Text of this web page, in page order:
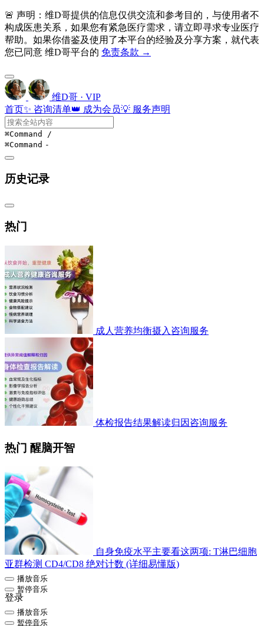
🚨 声明：维D哥提供的信息仅供交流和参考目的，与使用者不
构成医患关系，如果您有紧急医疗需求，请立即寻求专业医疗
帮助。如果你借鉴及使用了本平台的经验及分享方案，就代表
您已同意 维D哥平台的 免责条款 →
维D哥 · VIP
首页✨ 咨询清单👑 成为会员💡 服务声明
⌘Command /
⌘Command -
历史记录
热门
成人营养均衡摄入咨询服务
体检报告结果解读归因咨询服务
热门 醒脑开智
自身免疫水平主要看这两项: T淋巴细胞
亚群检测 CD4/CD8 绝对计数 (详细易懂版)
播放音乐
暂停音乐
登录
播放音乐
暂停音乐